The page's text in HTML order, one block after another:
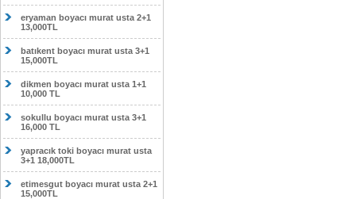
eryaman boyacı murat usta 2+1
13,000TL
batıkent boyacı murat usta 3+1
15,000TL
dikmen boyacı murat usta 1+1
10,000 TL
sokullu boyacı murat usta 3+1
16,000 TL
yapracık toki boyacı murat usta
3+1 18,000TL
etimesgut boyacı murat usta 2+1
15,000TL